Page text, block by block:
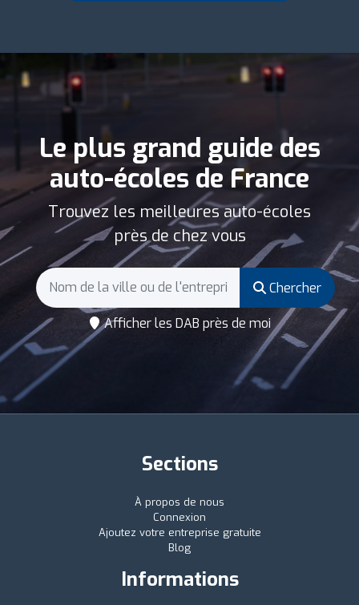
Le plus grand guide des
auto-écoles de France
Trouvez les meilleures auto-écoles
près de chez vous
Chercher
Afficher les DAB près de moi
Sections
À propos de nous
Connexion
Ajoutez votre entreprise gratuite
Blog
Informations